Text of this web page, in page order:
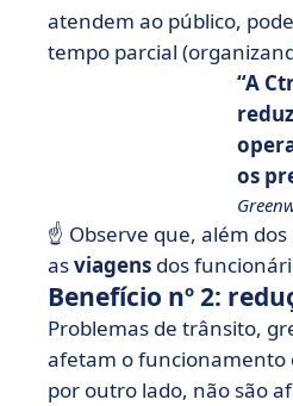
atendem ao público,
tempo parcial
A
os
☝️ Observe que, além
asviagens dos
Benefício nº 2:
Problemas de trânsito,
afetam o funcionamento
por outro lado, não são